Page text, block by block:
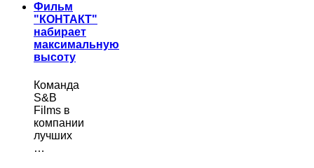
Фильм
"КОНТАКТ"
набирает
максимальную
высоту
Команда
S&B
Films в
компании
лучших
…